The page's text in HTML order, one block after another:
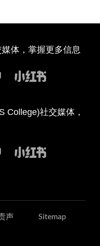
体，掌握更多信息
College)社交媒体，
声
Sitemap